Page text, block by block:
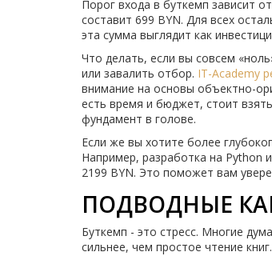
Порог входа в буткемп зависит
составит 699 BYN. Для всех
эта сумма выглядит как
Что делать, если вы совсем
или завалить отбор. IT-Academy
внимание на основы объектно-
есть время и бюджет, стоит
фундамент в голове.
Если же вы хотите более
Например, разработка на Python
2199 BYN. Это поможет вам
ПОДВОДНЫЕ
Буткемп - это стресс. Многие
сильнее, чем простое чтение